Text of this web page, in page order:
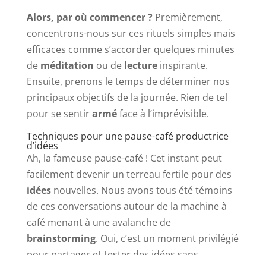
Alors, par où commencer ?Premièrement,
concentrons-nous sur ces rituels simples mais
efficaces comme s’accorder quelques minutes
de méditation ou de lectureinspirante.
Ensuite, prenons le temps de déterminer nos
principaux objectifs de la journée. Rien de tel
pour se sentirarméface à l’imprévisible.
Techniques pour une pause-café productrice
d’idées
Ah, la fameuse pause-café ! Cet instant peut
facilement devenir un terreau fertile pour des
idéesnouvelles. Nous avons tous été témoins
de ces conversations autour de la machine à
café menant à une avalanche de
brainstorming. Oui, c’est un moment privilégié